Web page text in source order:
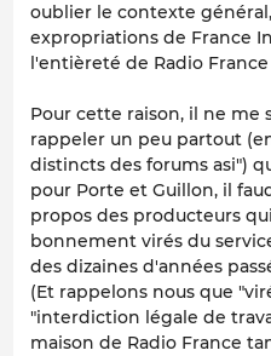
oublier le contexte
expropriations de France
l'entièreté de Radio France
Pour cette raison, il ne me
rappeler un peu partout
distincts des forums asi")
pour Porte et Guillon, il
propos des producteurs
bonnement virés du
des dizaines d'années
(Et rappelons nous que
"interdiction légale de
maison de Radio France